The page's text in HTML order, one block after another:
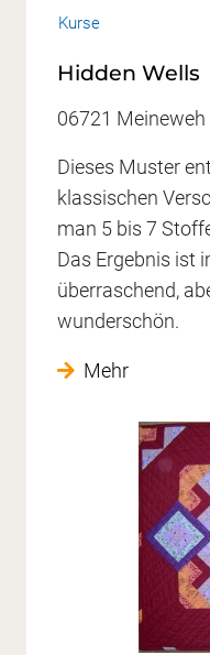
Kurse
Hidden Wells
06721 Meineweh
Dieses Muster
klassischen
man 5 bis 7
Das Ergebnis ist
überraschend,
wunderschön.
Mehr